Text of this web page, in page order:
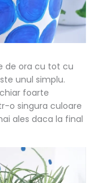
de ora cu tot cu
unul simplu.
foarte
o singura culoare
ales daca la final